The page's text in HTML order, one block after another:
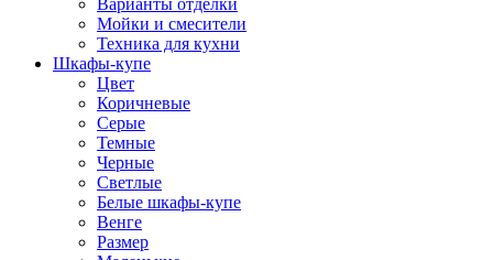
Варианты отделки
Мойки и смесители
Техника для кухни
Шкафы-купе
Цвет
Коричневые
Серые
Темные
Черные
Светлые
Белые шкафы-купе
Венге
Размер